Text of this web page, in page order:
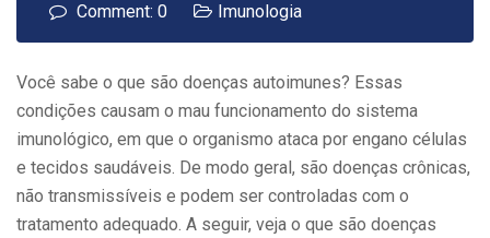
Comment: 0
Imunologia
Você sabe o que são doenças autoimunes? Essas
condições causam o mau funcionamento do sistema
imunológico, em que o organismo ataca por engano células
e tecidos saudáveis. De modo geral, são doenças crônicas,
não transmissíveis e podem ser controladas com o
tratamento adequado. A seguir, veja o que são doenças